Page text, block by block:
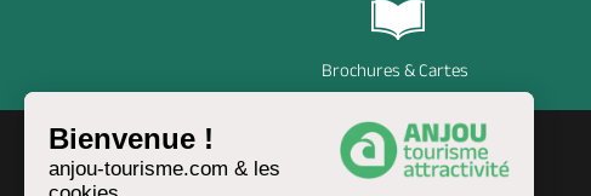
Bienvenue !
anjou-tourisme.com & les
Brochures & Cartes